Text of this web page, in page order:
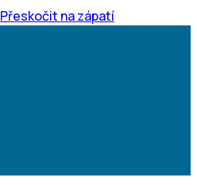
Přeskočit na zápatí